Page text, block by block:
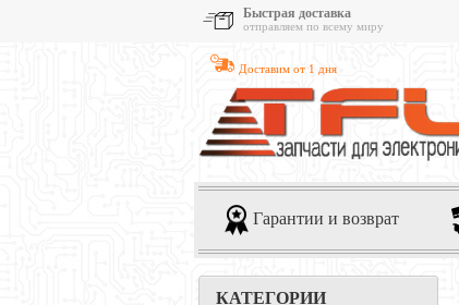
Быстрая доставка
отправляем по всему миру
Доставим от 1 дня
Гарантии и возврат
КАТЕГОРИИ